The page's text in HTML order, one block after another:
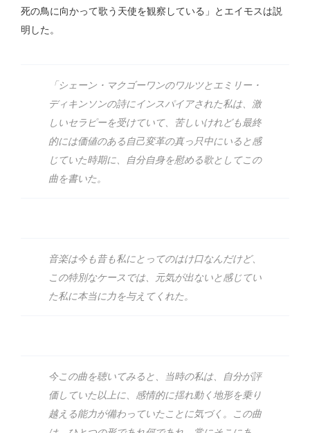
死の鳥に向かって歌う天使を観察している」とエイモスは説
明した。
「シェーン・マクゴーワンのワルツとエミリー・
ディキンソンの詩にインスパイアされた私は、激
しいセラピーを受けていて、苦しいけれども最終
的には価値のある自己変革の真っ只中にいると感
じていた時期に、自分自身を慰める歌としてこの
曲を書いた。
音楽は今も昔も私にとってのはけ口なんだけど、
この特別なケースでは、元気が出ないと感じてい
た私に本当に力を与えてくれた。
今この曲を聴いてみると、当時の私は、自分が評
価していた以上に、感情的に揺れ動く地形を乗り
越える能力が備わっていたことに気づく。この曲